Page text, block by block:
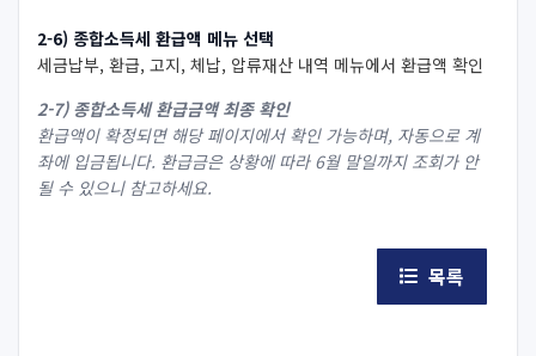
2-6) 종합소득세 환급액 메뉴 선택
세금납부, 환급, 고지, 체납, 압류재산 내역 메뉴에서 환급액 확인
2-7) 종합소득세 환급금액 최종 확인
환급액이 확정되면 해당 페이지에서 확인 가능하며, 자동으로 계
좌에 입금됩니다. 환급금은 상황에 따라 6월 말일까지 조회가 안
될 수 있으니 참고하세요.
목록